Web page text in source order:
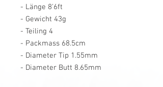
- Länge 8'6ft
- Gewicht 43g
- Teiling 4
- Packmass 68.5cm
- Diameter Tip 1.55mm
- Diameter Butt 8.65mm